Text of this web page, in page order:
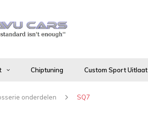
Chiptuning Custom Sport Uitlaat
onderdelen SQ7